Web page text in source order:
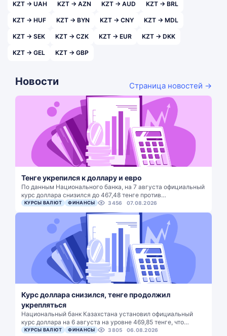
KZT → UAH KZT → AZN KZT → AUD KZT → BRL
KZT → HUF KZT → BYN KZT → CNY KZT → MDL
KZT → SEK KZT → CZK KZT → EUR KZT → DKK
KZT → GEL KZT → GBP
Новости Страница новостей →
Тенге укрепился к доллару и евро
По данным Национального банка, на 7 августа официальный
курс доллара снизился до 467,48 тенге против…
КУРСЫ ВАЛЮТ ФИНАНСЫ 3456 07.08.2026
Курс доллара снизился, тенге продолжил
укрепляться
Национальный банк Казахстана установил официальный
курс доллара на 6 августа на уровне 469,85 тенге, что…
КУРСЫ ВАЛЮТ ФИНАНСЫ 3805 06.08.2026